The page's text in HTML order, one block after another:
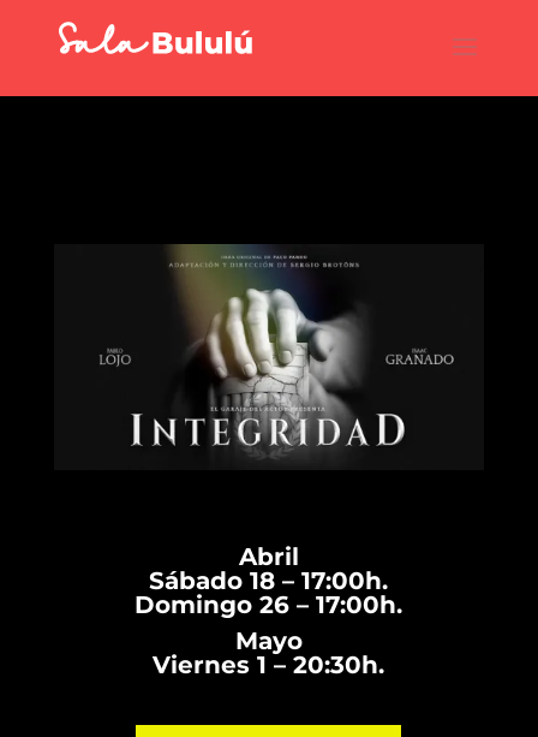
Abril
Sábado 18 – 17:00h.
Domingo 26 – 17:00h.
Mayo
Viernes 1 – 20:30h.